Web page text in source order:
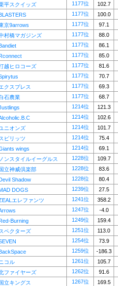
平スクイッズ 1177位
102.7
1177位
100.0
京9arrows 1177位
97.1
村橋マガジンズ 1177位
88.0
1177位
86.1
1177位
85.0
越ヒロコーズ 1177位
81.6
1177位
70.7
クスプレス 1177位
69.3
石農業 1177位
68.7
1214位
121.3
1214位
102.6
ユニオンズ 1214位
101.7
ピリッツ 1214位
75.4
wings 1214位
69.1
ノンスタイルイーグルス 1228位
109.7
国立神威倶楽部 1228位
83.6
Shadow 1228位
80.4
DOGS 1239位
27.5
エレファンツ 1241位
358.2
1247位
-4.0
Burning 1249位
159.4
ペクターズ 1251位
113.0
1254位
73.9
1259位
-186.3
ニコル 1261位
105.7
ファイヤーズ 1262位
91.6
国立キングス 1267位
169.5